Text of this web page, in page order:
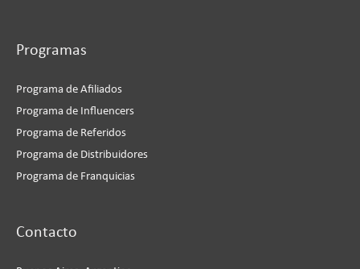
Programas
Programa de Afiliados
Programa de Influencers
Programa de Referidos
Programa de Distribuidores
Programa de Franquicias
Contacto